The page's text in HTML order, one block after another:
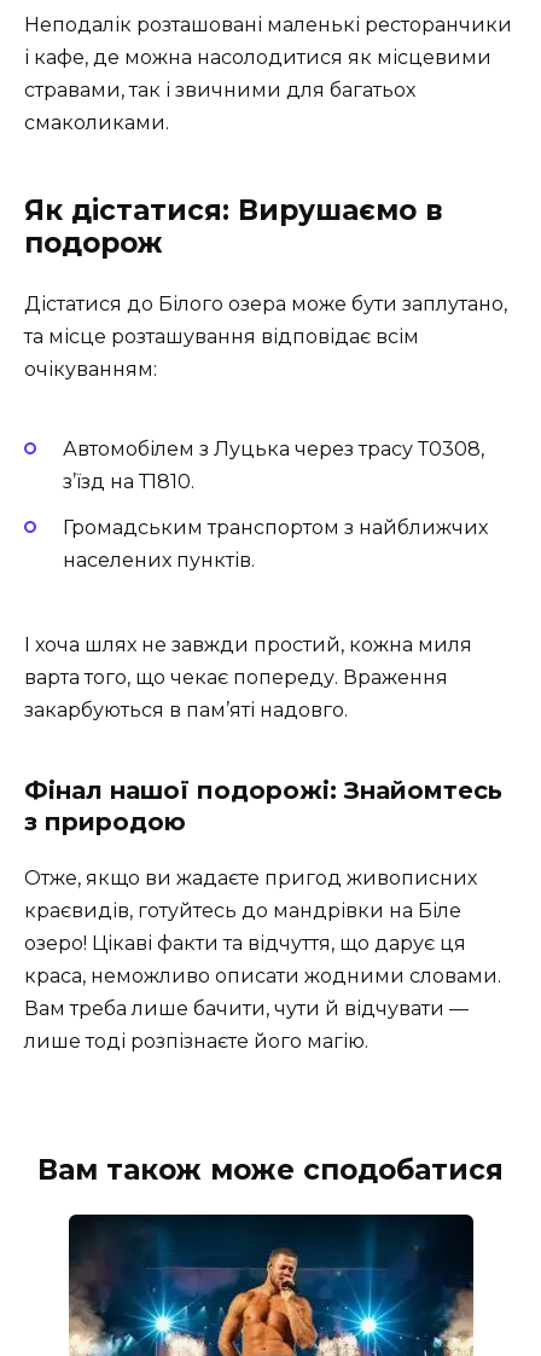
Неподалік розташовані маленькі ресторанчики
і кафе, де можна насолодитися як місцевими
стравами, так і звичними для багатьох
смаколиками.
Як дістатися: Вирушаємо в
подорож
Дістатися до Білого озера може бути заплутано,
та місце розташування відповідає всім
очікуванням:
Автомобілем з Луцька через трасу Т0308,
з’їзд на Т1810.
Громадським транспортом з найближчих
населених пунктів.
І хоча шлях не завжди простий, кожна миля
варта того, що чекає попереду. Враження
закарбуються в пам’яті надовго.
Фінал нашої подорожі: Знайомтесь
з природою
Отже, якщо ви жадаєте пригод живописних
краєвидів, готуйтесь до мандрівки на Біле
озеро! Цікаві факти та відчуття, що дарує ця
краса, неможливо описати жодними словами.
Вам треба лише бачити, чути й відчувати —
лише тоді розпізнаєте його магію.
Вам також може сподобатися